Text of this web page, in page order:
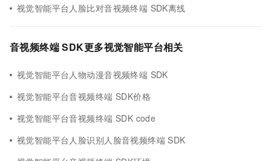
视觉智能平台人脸比对音视频终端 SDK离线
音视频终端 SDK更多视觉智能平台相关
视觉智能平台人物动漫音视频终端 SDK
视觉智能平台音视频终端 SDK价格
视觉智能平台音视频终端 SDK code
视觉智能平台人脸识别人脸音视频终端 SDK